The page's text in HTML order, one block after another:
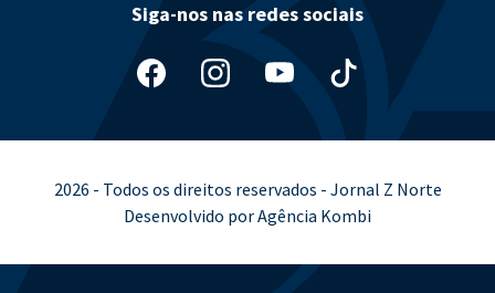
Siga-nos nas redes sociais
2026 - Todos os direitos reservados - Jornal Z Norte
Desenvolvido por Agência Kombi